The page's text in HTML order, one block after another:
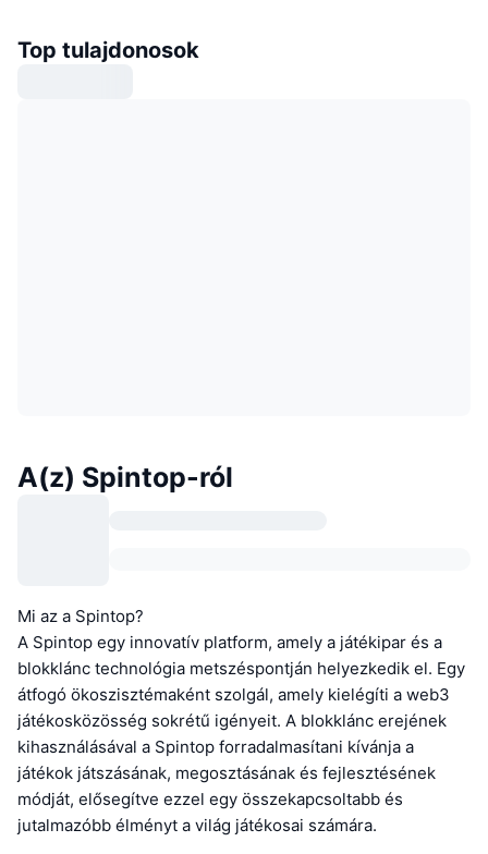
Top tulajdonosok
A(z) Spintop-ról
Mi az a Spintop?
A Spintop egy innovatív platform, amely a játékipar és a
blokklánc technológia metszéspontján helyezkedik el. Egy
átfogó ökoszisztémaként szolgál, amely kielégíti a web3
játékosközösség sokrétű igényeit. A blokklánc erejének
kihasználásával a Spintop forradalmasítani kívánja a
játékok játszásának, megosztásának és fejlesztésének
módját, elősegítve ezzel egy összekapcsoltabb és
jutalmazóbb élményt a világ játékosai számára.